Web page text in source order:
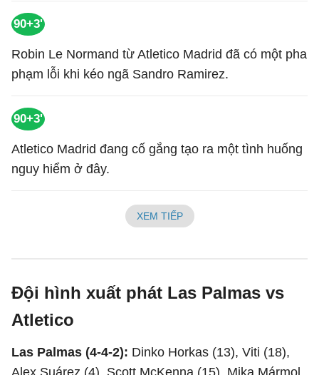
90+3'
Robin Le Normand từ Atletico Madrid đã có một pha
phạm lỗi khi kéo ngã Sandro Ramirez.
90+3'
Atletico Madrid đang cố gắng tạo ra một tình huống
nguy hiểm ở đây.
XEM TIẾP
Đội hình xuất phát Las Palmas vs
Atletico
Las Palmas (4-4-2): Dinko Horkas (13), Viti (18),
Alex Suárez (4), Scott McKenna (15), Mika Mármol